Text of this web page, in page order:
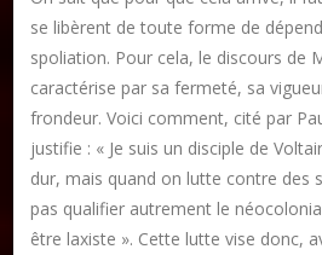
se libèrent de toute forme de
spoliation. Pour cela, le discours de
caractérise par sa fermeté, sa
frondeur. Voici comment, cité par
justifie : « Je suis un disciple de
dur, mais quand on lutte contre des
pas qualifier autrement le
être laxiste ». Cette lutte vise donc,